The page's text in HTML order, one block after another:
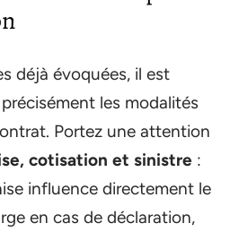
déjà évoquées, il est
les modalités
Portez une attention
cotisation et sinistre :
influence directement le
en cas de déclaration,